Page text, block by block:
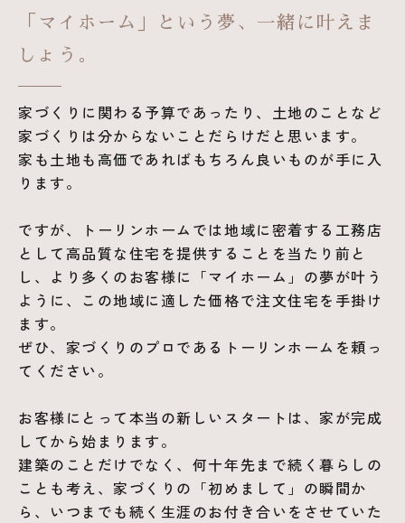
「マイホーム」という夢、一緒に叶えま
しょう。
家づくりに関わる予算であったり、土地のことなど
家づくりは分からないことだらけだと思います。
家も土地も高価であればもちろん良いものが手に入
ります。
ですが、トーリンホームでは地域に密着する工務店
として高品質な住宅を提供することを当たり前と
し、より多くのお客様に「マイホーム」の夢が叶う
ように、この地域に適した価格で注文住宅を手掛け
ます。
ぜひ、家づくりのプロであるトーリンホームを頼っ
てください。
お客様にとって本当の新しいスタートは、家が完成
してから始まります。
建築のことだけでなく、何十年先まで続く暮らしの
ことも考え、家づくりの「初めまして」の瞬間か
ら、いつまでも続く生涯のお付き合いをさせていた